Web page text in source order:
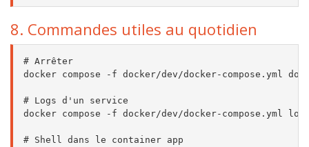
8. Commandes utiles au quotidien
# Arrêter
docker compose -f docker/dev/docker-compose.yml
# Logs d'un service
docker compose -f docker/dev/docker-compose.yml
# Shell dans le container app